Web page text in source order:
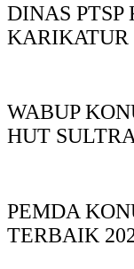
DINAS PTSP
KARIKATUR
WABUP
HUT
PEMDA
TERBAIK